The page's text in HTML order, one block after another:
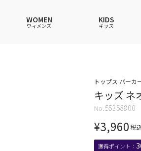
スウェットシャツ
アンダーウェアMEN
スウェットシャツ
その他ウェア
WOMEN
ウィメンズ
スウェットシャツ
アンダーウェア
ファッショングッズ
KIDS
キッズ
スウェットシャツ
アンダーウェア
ファッショングッズ
トップス パーカ
キッズ ネ
55358800
¥3,960 税